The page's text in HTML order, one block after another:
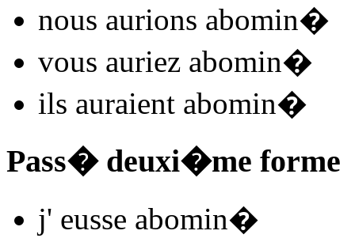
nous aurions abomin�
vous auriez abomin�
ils auraient abomin�
Pass� deuxi�me forme
j' eusse abomin�